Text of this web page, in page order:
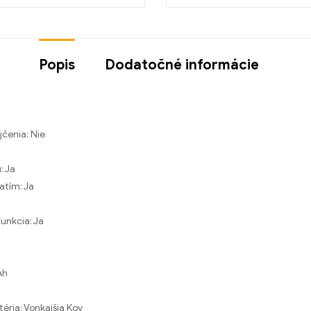
Popis Dodatočné informácie
Nie
Ja
Ja
Ja
Vonkajšia Kov